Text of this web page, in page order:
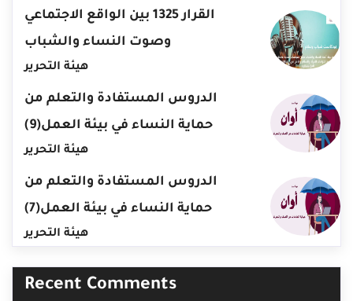
القرار 1325 بين الواقع الاجتماعي
وصوت النساء والشباب
هيئة التحرير
الدروس المستفادة والتعلم من
حماية النساء في بيئة العمل(9)
هيئة التحرير
الدروس المستفادة والتعلم من
حماية النساء في بيئة العمل(7)
هيئة التحرير
Recent Comments